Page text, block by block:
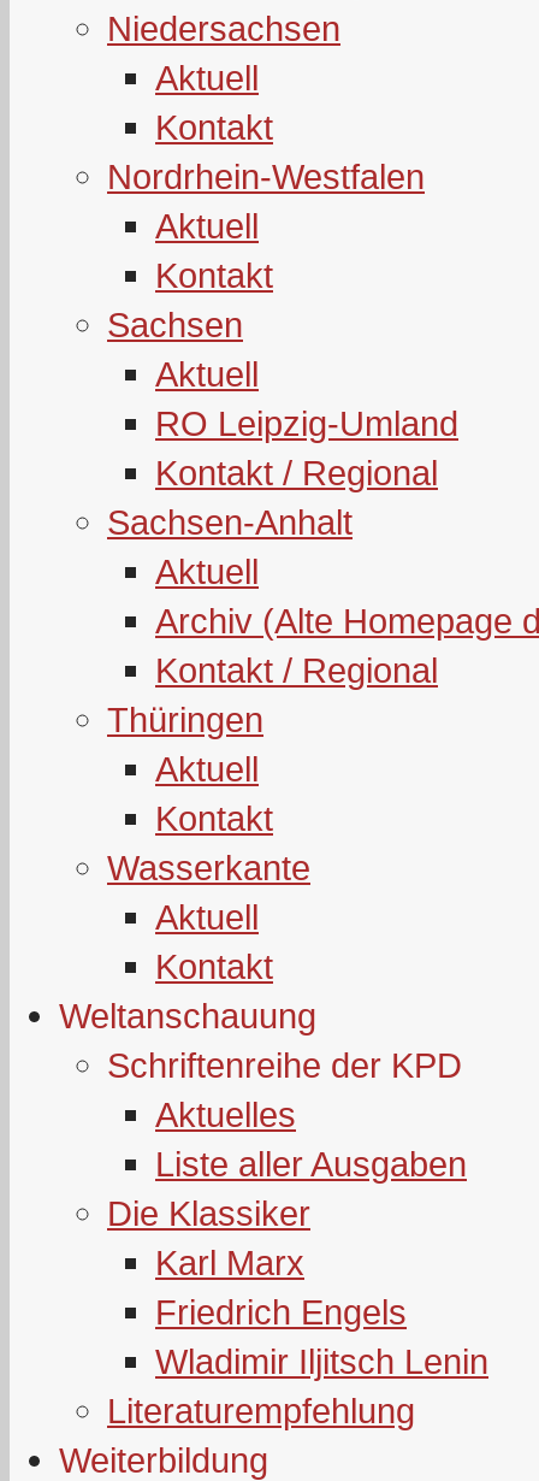
Niedersachsen
Aktuell
Kontakt
Nordrhein-Westfalen
Aktuell
Kontakt
Sachsen
Aktuell
RO Leipzig-Umland
Kontakt / Regional
Sachsen-Anhalt
Aktuell
Archiv (Alte Homepage
Kontakt / Regional
Thüringen
Aktuell
Kontakt
Wasserkante
Aktuell
Kontakt
Weltanschauung
Schriftenreihe der KPD
Aktuelles
Liste aller Ausgaben
Die Klassiker
Karl Marx
Friedrich Engels
Wladimir Iljitsch Lenin
Literaturempfehlung
Weiterbildung